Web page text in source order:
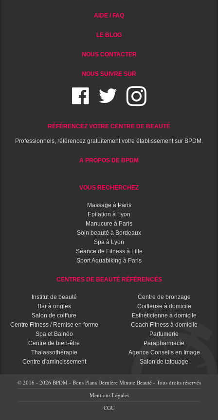
AIDE / FAQ
LE BLOG
NOUS CONTACTER
NOUS SUIVRE SUR
RÉFÉRENCEZ VOTRE CENTRE DE BEAUTÉ
Professionnels, référencez gratuitement votre établissement sur BPDM.
A PROPOS DE BPDM
VOUS RECHERCHEZ
Massage à Paris
Epilation à Lyon
Manucure à Paris
Soin beauté à Bordeaux
Spa à Lyon
Séance de Fitness à Lille
Sport Aquabiking à Paris
CENTRES DE BEAUTÉ RÉFÉRENCÉS
Institut de beauté
Bar à ongles
Salon de coiffure
Centre Fitness / Remise en forme
Spa et Balnéo
Centre de bien-être
Thalassothérapie
Centre d'amincissement
Centre de bronzage
Coiffeuse à domicile
Esthéticienne à domicile
Coach Fitness à domicile
Parfumerie
Parapharmacie
Agence Conseils en Image
Salon de tatouage
© 2016 - 2026 BPDM - Bons Plans Dernière Minute Beauté - Tous droits réservés
Mentions Légales
CGU